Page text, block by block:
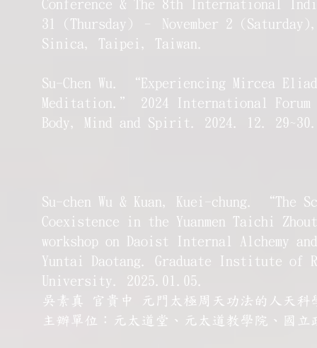
Conference & The 8th International
31 (Thursday) – November 2
Sinica, Taipei, Taiwan.
Su-Chen Wu. “Experiencing Mircea
Meditation.” 2024 International Forum
Body, Mind and Spirit. 2024. 12.
Su-chen Wu & Kuan, Kuei-chung. “The
Coexistence in the Yuanmen Taichi
workshop on Daoist Internal Alchemy
Yuntai Daotang. Graduate Institute of
University. 2025.01.05.
吳素真 官貴中 元門太極周天功法的人天
主辦單位：元太道堂、元太道教學院、國